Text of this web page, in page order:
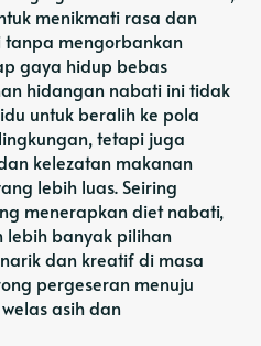
menikmati rasa dan
tanpa mengorbankan
gaya hidup bebas
hidangan nabati ini tidak
untuk beralih ke pola
tetapi juga
kelezatan makanan
lebih luas. Seiring
menerapkan diet nabati,
banyak pilihan
dan kreatif di masa
pergeseran menuju
asih dan